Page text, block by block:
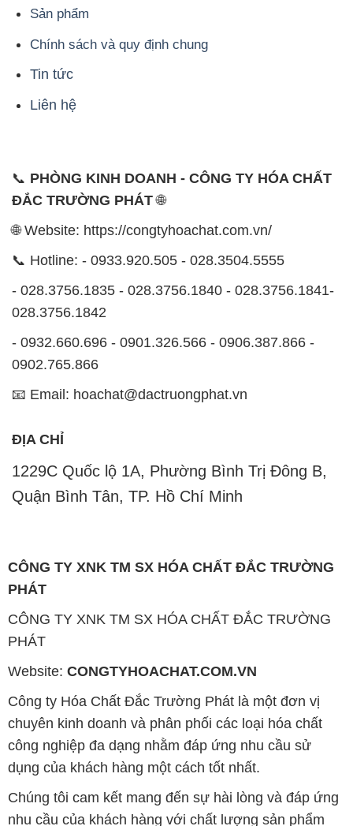
Sản phẩm
Chính sách và quy định chung
Tin tức
Liên hệ
📞 PHÒNG KINH DOANH - CÔNG TY HÓA CHẤT
ĐẮC TRƯỜNG PHÁT🌐
🌐 Website: https://congtyhoachat.com.vn/
📞 Hotline: - 0933.920.505 - 028.3504.5555
- 028.3756.1835 - 028.3756.1840 - 028.3756.1841-
028.3756.1842
- 0932.660.696 - 0901.326.566 - 0906.387.866 -
0902.765.866
📧 Email: hoachat@dactruongphat.vn
ĐỊA CHỈ
1229C Quốc lộ 1A, Phường Bình Trị Đông B,
Quận Bình Tân, TP. Hồ Chí Minh
CÔNG TY XNK TM SX HÓA CHẤT ĐẮC TRƯỜNG
PHÁT
CÔNG TY XNK TM SX HÓA CHẤT ĐẮC TRƯỜNG
PHÁT
Website: CONGTYHOACHAT.COM.VN
Công ty Hóa Chất Đắc Trường Phát là một đơn vị
chuyên kinh doanh và phân phối các loại hóa chất
công nghiệp đa dạng nhằm đáp ứng nhu cầu sử
dụng của khách hàng một cách tốt nhất.
Chúng tôi cam kết mang đến sự hài lòng và đáp ứng
nhu cầu của khách hàng với chất lượng sản phẩm